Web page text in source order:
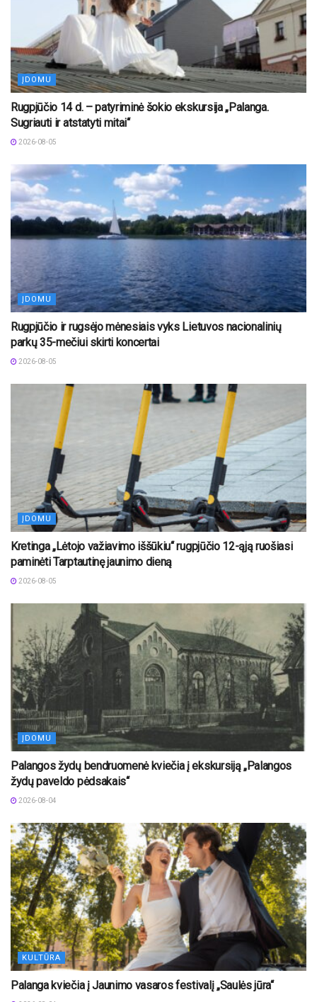
ĮDOMU
Rugpjūčio 14 d. – patyriminė šokio ekskursija „Palanga.
Sugriauti ir atstatyti mitai“
2026-08-05
ĮDOMU
Rugpjūčio ir rugsėjo mėnesiais vyks Lietuvos nacionalinių
parkų 35-mečiui skirti koncertai
2026-08-05
ĮDOMU
Kretinga „Lėtojo važiavimo iššūkiu“ rugpjūčio 12-ąją ruošiasi
paminėti Tarptautinę jaunimo dieną
2026-08-05
ĮDOMU
Palangos žydų bendruomenė kviečia į ekskursiją „Palangos
žydų paveldo pėdsakais“
2026-08-04
KULTŪRA
Palanga kviečia į Jaunimo vasaros festivalį „Saulės jūra“